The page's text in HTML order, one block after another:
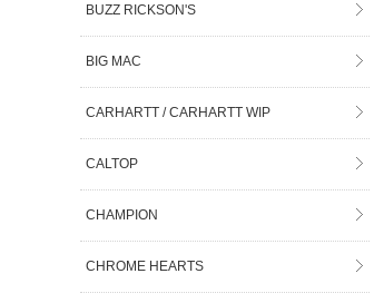
BUZZ RICKSON'S
BIG MAC
CARHARTT / CARHARTT WIP
CALTOP
CHAMPION
CHROME HEARTS